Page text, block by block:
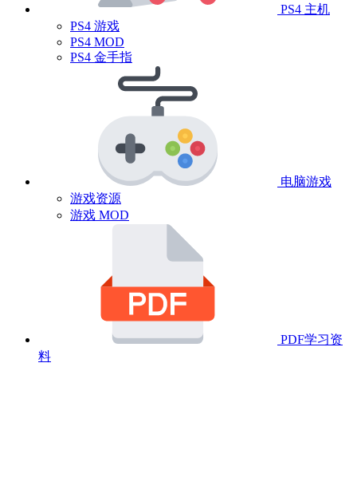
PS4 主机
PS4 游戏
PS4 MOD
PS4 金手指
电脑游戏
游戏资源
游戏 MOD
PDF学习资
料